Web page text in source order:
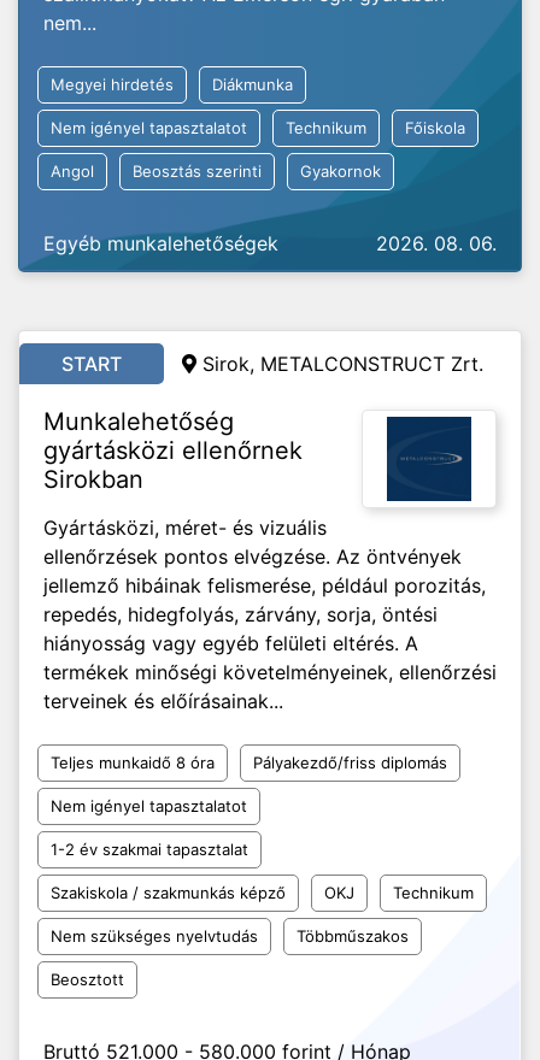
nem...
Megyei hirdetés Diákmunka
Nem igényel tapasztalatot Technikum Főiskola
Angol Beosztás szerinti Gyakornok
Egyéb munkalehetőségek 2026. 08. 06.
START Sirok, METALCONSTRUCT Zrt.
Munkalehetőség
gyártásközi ellenőrnek
Sirokban
Gyártásközi, méret- és vizuális
ellenőrzések pontos elvégzése. Az öntvények
jellemző hibáinak felismerése, például porozitás,
repedés, hidegfolyás, zárvány, sorja, öntési
hiányosság vagy egyéb felületi eltérés. A
termékek minőségi követelményeinek, ellenőrzési
terveinek és előírásainak...
Teljes munkaidő 8 óra Pályakezdő/friss diplomás
Nem igényel tapasztalatot
1-2 év szakmai tapasztalat
Szakiskola / szakmunkás képző OKJ Technikum
Nem szükséges nyelvtudás Többműszakos
Beosztott
Bruttó 521.000 - 580.000 forint / Hónap